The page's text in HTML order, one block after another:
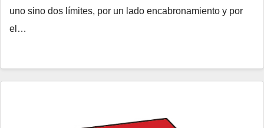
uno sino dos límites, por un lado encabronamiento y por
el…